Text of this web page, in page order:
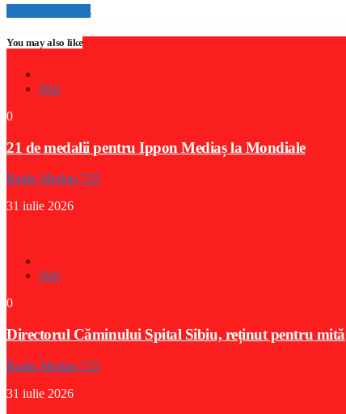
Info and episodes
You may also like
Stiri
0
21 de medalii pentru Ippon Mediaș la Mondiale
Radio Medias 725
31 iulie 2026
Stiri
0
Directorul Căminului Spital Sibiu, reținut pentru mită
Radio Medias 725
31 iulie 2026